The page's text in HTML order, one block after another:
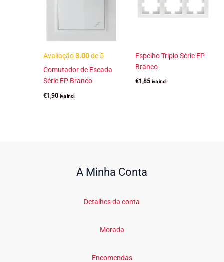
Avaliação3.00de 5
Comutador de Escada
Série EP Branco
€1,90 iva incl.
Espelho Triplo Série EP
Branco
€1,85 iva incl.
A Minha Conta
Detalhes da conta
Morada
Encomendas